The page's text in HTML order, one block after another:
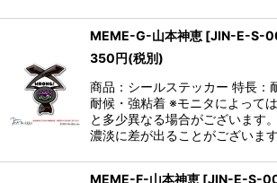
MEME-G-山本神恵 [JIN-E-S-
350円(税別)
商品：シールステッカー 特長：
耐候・強粘着 ※モニタによって
と多少異なる場合がございます
濃淡に差が出ることがございます
MEME-F-山本神恵 [JIN-E-S-